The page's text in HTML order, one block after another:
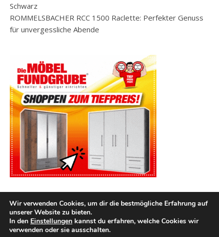
Schwarz
ROMMELSBACHER RCC 1500 Raclette: Perfekter Genuss
für unvergessliche Abende
2026 kuechenutensilien.net ©
Wir verwenden Cookies, um dir die bestmögliche Erfahrung auf
unserer Website zu bieten.
In den Einstellungen kannst du erfahren, welche Cookies wir
verwenden oder sie ausschalten.